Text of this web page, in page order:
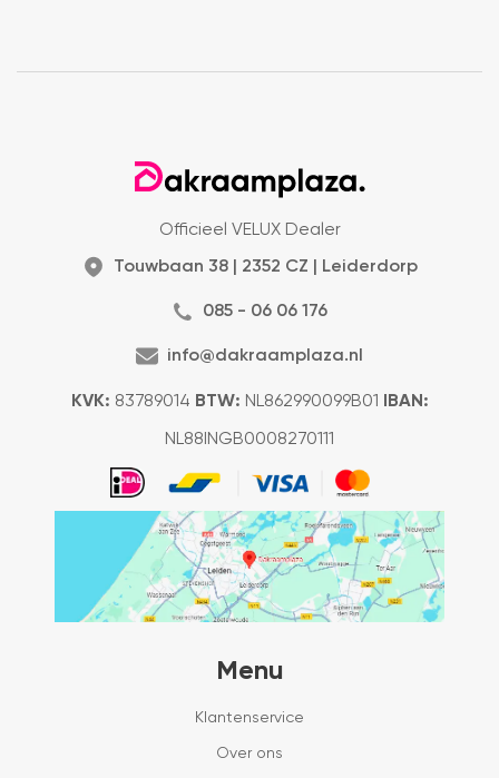
Officieel VELUX Dealer
Touwbaan 38 | 2352 CZ | Leiderdorp
085 - 06 06 176
info@dakraamplaza.nl
KVK: 83789014 BTW: NL862990099B01 IBAN:
NL88INGB0008270111
Menu
Klantenservice
Over ons